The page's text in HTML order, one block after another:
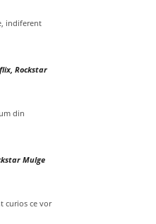
indiferent
Rockstar
din
Mulge
curios ce vor